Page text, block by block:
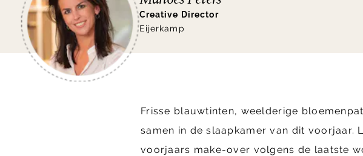
Creative Director
Eijerkamp
Frisse blauwtinten, weelderige
samen in de slaapkamer van dit voorjaar.
voorjaars make-over volgens de laatste